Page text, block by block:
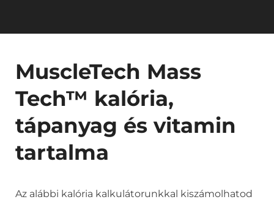
MuscleTech Mass
Tech™ kalória,
tápanyag és vitamin
tartalma
Az alábbi kalória kalkulátorunkkal kiszámolhatod